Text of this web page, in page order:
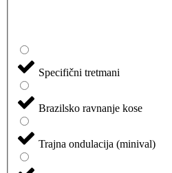
Specifični tretmani
Brazilsko ravnanje kose
Trajna ondulacija (minival)